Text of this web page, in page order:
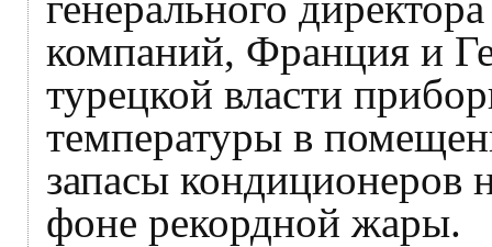
компаний, Франция и
турецкой власти
температуры в
запасы кондиционеров
фоне рекордной жары.